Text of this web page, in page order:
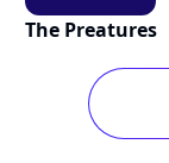
The Preatures